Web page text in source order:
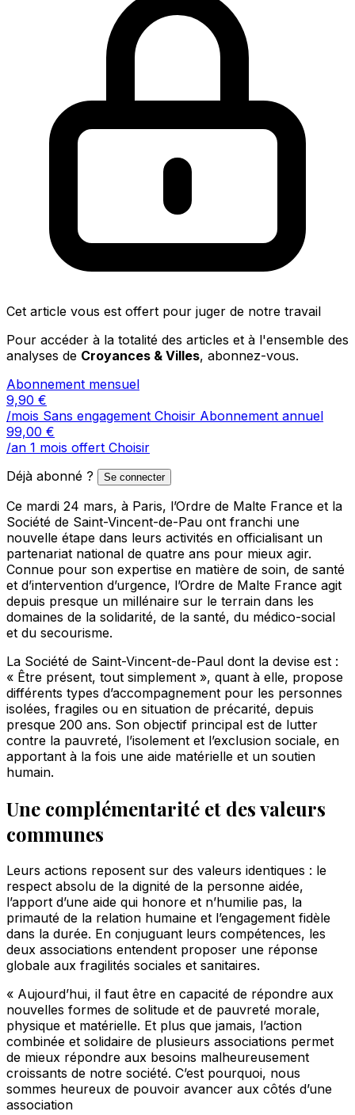
Cet article vous est offert pour juger de notre travail
Pour accéder à la totalité des articles et à l'ensemble des
analyses de Croyances & Villes, abonnez-vous.
Abonnement mensuel
9,90 €
/mois Sans engagement Choisir Abonnement annuel
99,00 €
/an 1 mois offert Choisir
Déjà abonné ?
Se connecter
Ce mardi 24 mars, à Paris, l’Ordre de Malte France et la
Société de Saint-Vincent-de-Pau ont franchi une
nouvelle étape dans leurs activités en officialisant un
partenariat national de quatre ans pour mieux agir.
Connue pour son expertise en matière de soin, de santé
et d’intervention d’urgence, l’Ordre de Malte France agit
depuis presque un millénaire sur le terrain dans les
domaines de la solidarité, de la santé, du médico-social
et du secourisme.
La Société de Saint-Vincent-de-Paul dont la devise est :
« Être présent, tout simplement », quant à elle, propose
différents types d’accompagnement pour les personnes
isolées, fragiles ou en situation de précarité, depuis
presque 200 ans. Son objectif principal est de lutter
contre la pauvreté, l’isolement et l’exclusion sociale, en
apportant à la fois une aide matérielle et un soutien
humain.
Une complémentarité et des valeurs
communes
Leurs actions reposent sur des valeurs identiques : le
respect absolu de la dignité de la personne aidée,
l’apport d’une aide qui honore et n’humilie pas, la
primauté de la relation humaine et l’engagement fidèle
dans la durée. En conjuguant leurs compétences, les
deux associations entendent proposer une réponse
globale aux fragilités sociales et sanitaires.
« Aujourd’hui, il faut être en capacité de répondre aux
nouvelles formes de solitude et de pauvreté morale,
physique et matérielle. Et plus que jamais, l’action
combinée et solidaire de plusieurs associations permet
de mieux répondre aux besoins malheureusement
croissants de notre société. C’est pourquoi, nous
sommes heureux de pouvoir avancer aux côtés d’une
association